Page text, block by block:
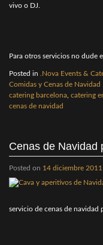
vivo o DJ.
Para otros servicios no dude
Posted in .Nova Events &
Comidas y Cenas de Navidad
catering barcelona catering
cenas de navidad
Cenas de Navidad
Posted on 14 diciembre 2011
servicio de cenas de navidad